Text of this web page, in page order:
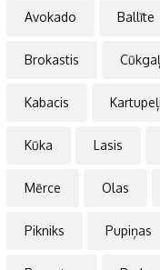
Avokado Ballīte
Brokastis
Kabacis Kartupeļi
Kūka Lasis
Mērce Olas
Pikniks Pupiņas